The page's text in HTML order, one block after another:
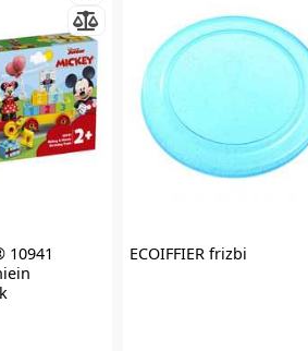
10941
ECOIFFIERfrizbi
Popusti se ne zbrajaju.Promo kod za